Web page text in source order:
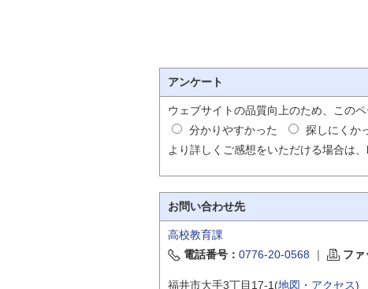
アンケート
ウェブサイトの品質向上のため、この
分かりやすかった
探しにくか
より詳しくご感想をいただける場合は、
お問い合わせ先
高校教育課
電話番号： 0776-20-0568 ｜ ファ
福井市大手3丁目17-1(地図・アクセス)